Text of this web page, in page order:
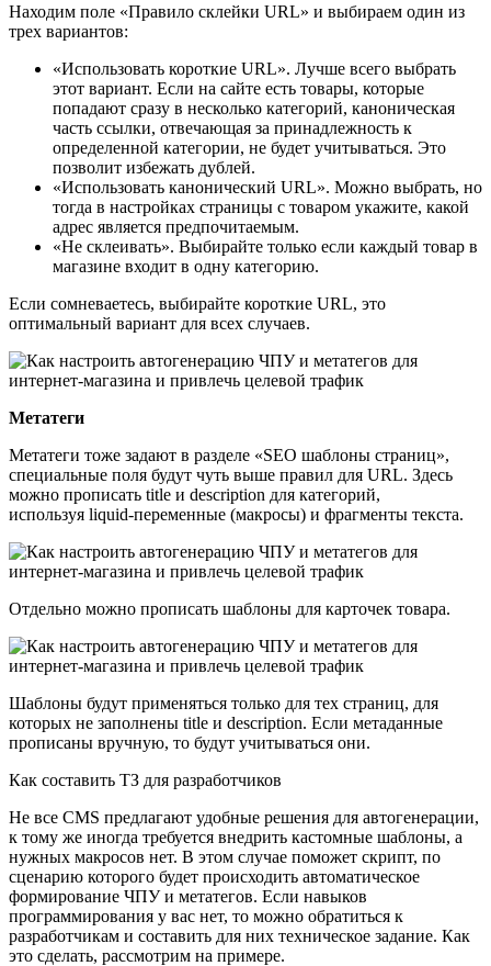
Находим поле «Правило склейки URL» и выбираем один из
трех вариантов:
«Использовать короткие URL». Лучше всего выбрать
этот вариант. Если на сайте есть товары, которые
попадают сразу в несколько категорий, каноническая
часть ссылки, отвечающая за принадлежность к
определенной категории, не будет учитываться. Это
позволит избежать дублей.
«Использовать канонический URL». Можно выбрать, но
тогда в настройках страницы с товаром укажите, какой
адрес является предпочитаемым.
«Не склеивать». Выбирайте только если каждый товар в
магазине входит в одну категорию.
Если сомневаетесь, выбирайте короткие URL, это
оптимальный вариант для всех случаев.
Метатеги
Метатеги тоже задают в разделе «SEO шаблоны страниц»,
специальные поля будут чуть выше правил для URL. Здесь
можно прописать title и description для категорий,
используя liquid-переменные (макросы) и фрагменты текста.
Отдельно можно прописать шаблоны для карточек товара.
Шаблоны будут применяться только для тех страниц, для
которых не заполнены title и description. Если метаданные
прописаны вручную, то будут учитываться они.
Как составить ТЗ для разработчиков
Не все CMS предлагают удобные решения для автогенерации,
к тому же иногда требуется внедрить кастомные шаблоны, а
нужных макросов нет. В этом случае поможет скрипт, по
сценарию которого будет происходить автоматическое
формирование ЧПУ и метатегов. Если навыков
программирования у вас нет, то можно обратиться к
разработчикам и составить для них техническое задание. Как
это сделать, рассмотрим на примере.